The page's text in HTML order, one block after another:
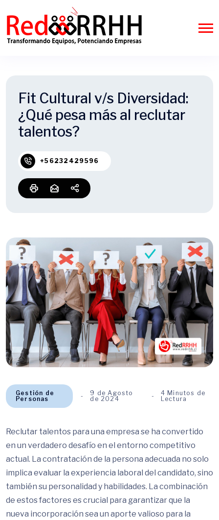
Fit Cultural v/s Diversidad:
¿Qué pesa más al reclutar
talentos?
+56232429596
Gestión de
Personas
9 de Agosto
de 2024
4 Minutos de
Lectura
Reclutar talentos para una empresa se ha convertido
en un verdadero desafío en el entorno competitivo
actual. La contratación de la persona adecuada no solo
implica evaluar la experiencia laboral del candidato, sino
también su personalidad y habilidades. La combinación
de estos factores es crucial para garantizar que la
nueva incorporación sea un aporte valioso para la